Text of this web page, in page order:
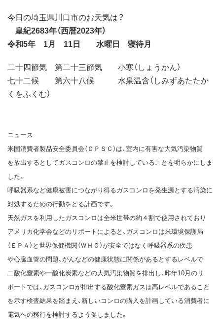
今日の埼玉県川口市のお天気は？
皇紀2683年（西暦2023年）
令和5年 1月 11日 水曜日 寝待月
二十四節気 第二十三節気 小寒（しょうかん）
七十二候 第六十八候 水泉温含（しみずあたたか
くをふくむ）
ニュース
米国消費者製品安全委員会（ＣＰＳＣ）は、室内に有害な大気汚染物質
を放出するとしてガスコンロの禁止を検討していることを明らかにしま
した。
呼吸器系など健康被害につながり得るガスコンロを発生源とする汚染に
対処するための行動をとる計画です。
天然ガスを利用したガスコンロは全米世帯の約４割で使用されており
アメリカ化学会などのリポートによると、ガスコンロは米環境保護局
（ＥＰＡ）と世界保健機関（ＷＨＯ）が安全ではなく呼吸器系の疾患
や心臓血管の問題、がんなどの健康状態に関係があるとするレベルで
二酸化窒素や一酸化炭素などの大気汚染物質を排出し、昨年10月のリ
ポートでは、ガスコンロが排出する酸化窒素ガスは高レベルであること
を示す検査結果を踏まえ、新しいコンロの購入を計画している消費者に
電気への移行を検討するよう促しました。